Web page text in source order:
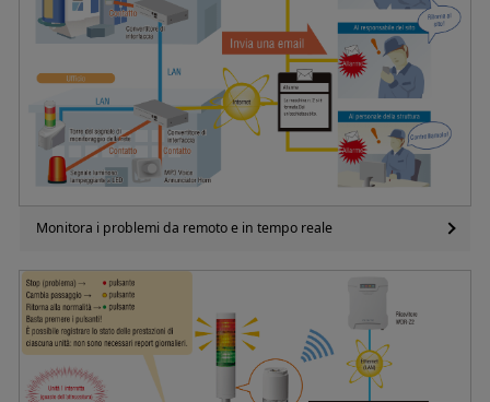
Monitora i problemi da remoto e in tempo reale